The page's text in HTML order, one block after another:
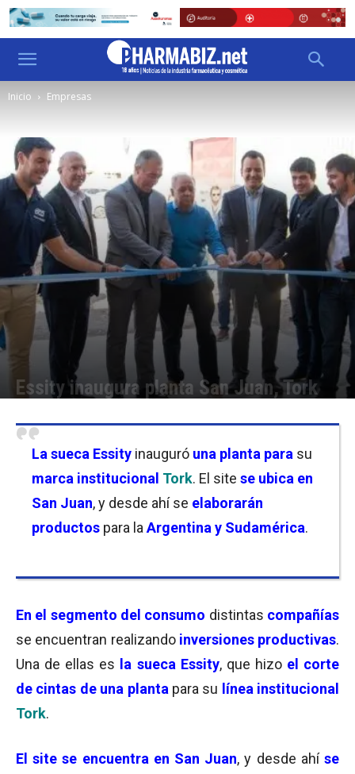
Inicio Empresas
Essity inaugura planta San Juan, Tork
La sueca Essity inauguró una planta para su
marca institucional Tork. El site se ubica en
San Juan, y desde ahí se elaborarán
productos para la Argentina y Sudamérica.
En el segmento del consumo distintas compañías
se encuentran realizando inversiones productivas.
Una de ellas es la sueca Essity, que hizo el corte
de cintas de una planta para su línea institucional
Tork.
El site se encuentra en San Juan, y desde ahíse